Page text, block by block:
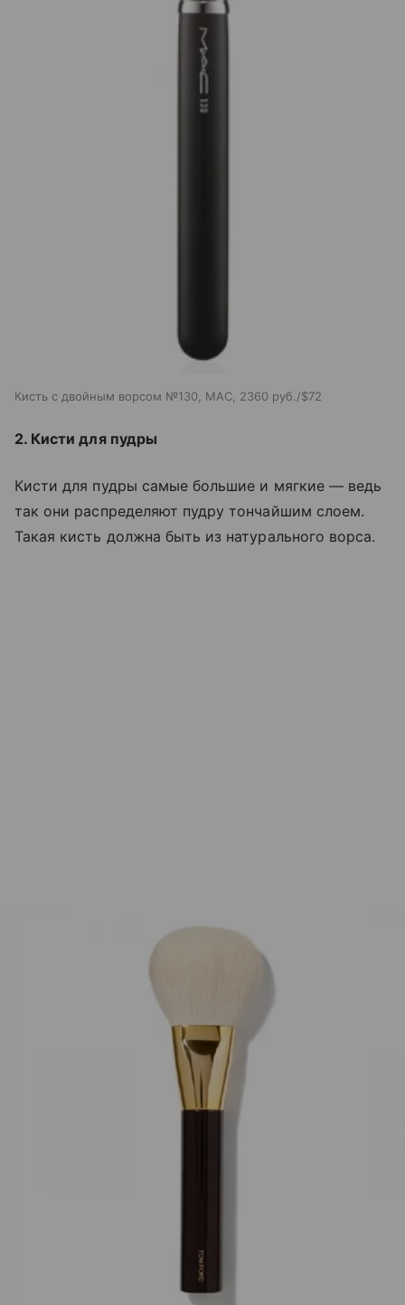
Кисть с двойным ворсом №130, MAC, 2360 руб./$72
2. Кисти для пудры
Кисти для пудры самые большие и мягкие — ведь
так они распределяют пудру тончайшим слоем.
Такая кисть должна быть из натурального ворса.